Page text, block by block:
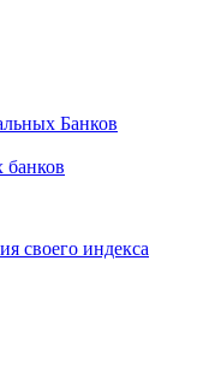
Банков
банков
своего индекса